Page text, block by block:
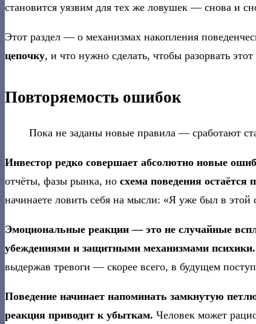
становится уязвим для тех же ловушек — снова и
Этот раздел — о механизмах накопления
цепочку, и что нужно сделать, чтобы разорвать
Повторяемость ошибок
Пока не заданы новые правила — сработают
Инвестор редко совершает абсолютно новые
отчёты, фазы рынка, но схема поведения
начинаете ловить себя на мысли: «Я уже был в
Эмоциональные реакции — это не случайные
убеждениями и защитными механизмами психики.
выдержав тревоги — скорее всего, в будущем
Поведение начинает напоминать замкнутую
реакция приводит к убыткам. Человек может